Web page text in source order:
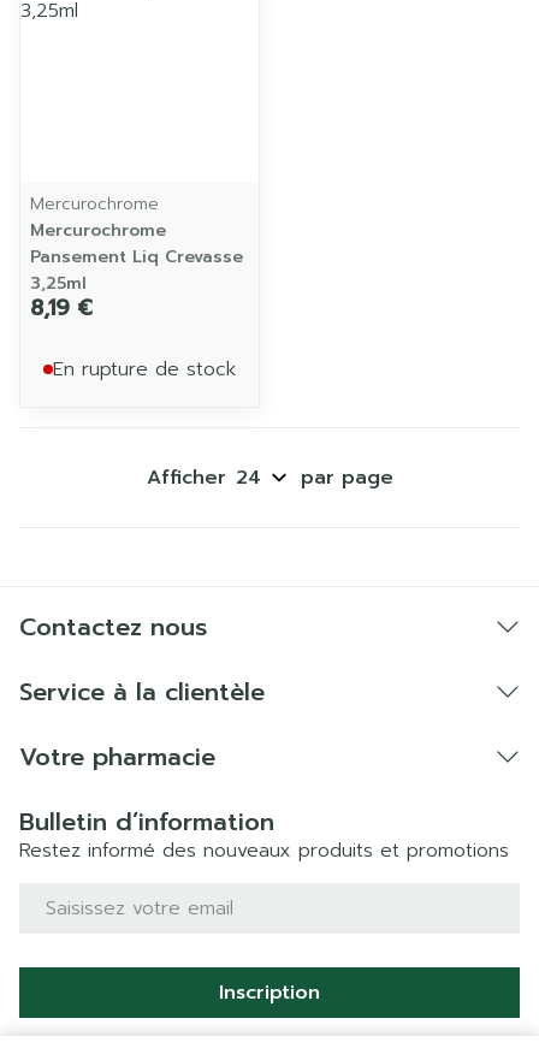
Mercurochrome
Mercurochrome
Pansement Liq Crevasse
3,25ml
8,19 €
En rupture de stock
Afficher par page
Contactez nous
Service à la clientèle
Votre pharmacie
Bulletin d’information
Restez informé des nouveaux produits et promotions
Adresse mail
Inscription
En cliquant sur s'abonner, vous vous abonnez à notre